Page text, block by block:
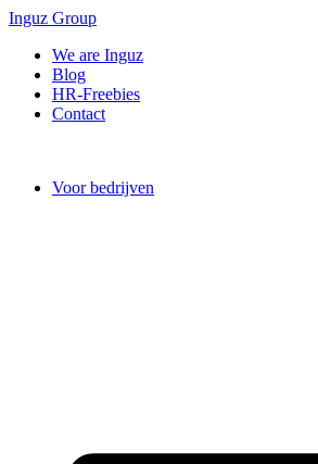
Inguz Group
We are Inguz
Blog
HR-Freebies
Contact
Voor bedrijven